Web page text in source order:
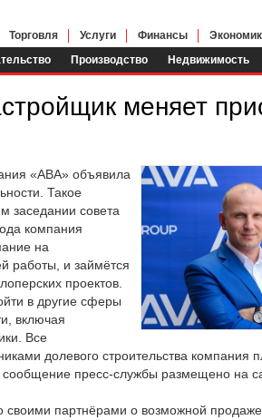
Производство Недвижимость
Торговля Услуги Финансы
меняет
«АВА» объявила
Такое
заседании совета
компания
на
работы, и займётся
проектов.
в другие сферы
включая
Все
долевого строительства компания
пресс-службы размещено на
партнёрами о возможной продаже